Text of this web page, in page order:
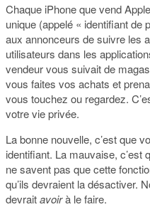
Chaque iPhone que vend
unique (appelé « identifiant de
aux annonceurs de suivre les
utilisateurs dans les
vendeur vous suivait de
vous faites vos achats et
vous touchez ou regardez.
votre vie privée.
La bonne nouvelle, c’est que
identifiant. La mauvaise, c’est
ne savent pas que cette
qu’ils devraient la désactiver.
devraitavoirà le faire.